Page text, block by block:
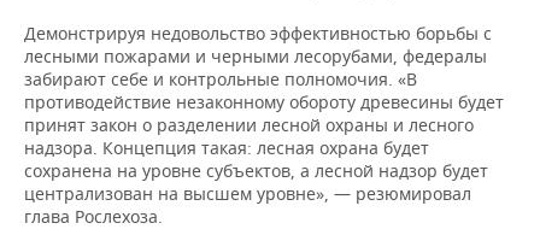
Демонстрируя недовольство эффективностью борьбы с
лесными пожарами и черными лесорубами, федералы
забирают себе и контрольные полномочия. «В
противодействие незаконному обороту древесины будет
принят закон о разделении лесной охраны и лесного
надзора. Концепция такая: лесная охрана будет
сохранена на уровне субъектов, а лесной надзор будет
централизован на высшем уровне», — резюмировал
глава Рослехоза.